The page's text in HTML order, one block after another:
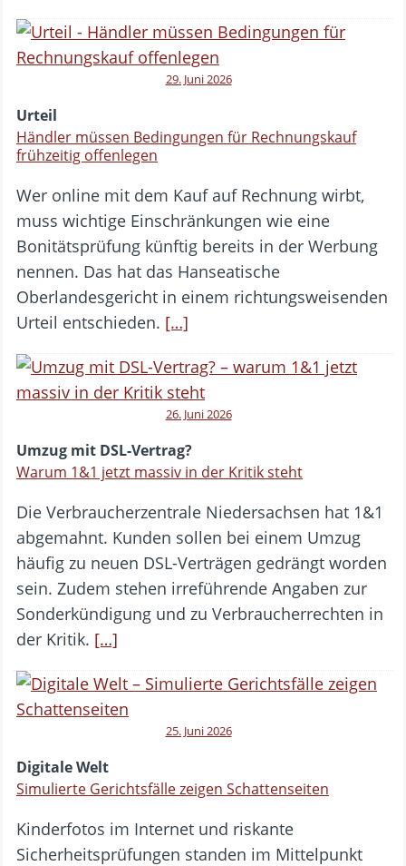
29. Juni 2026
Urteil
Händler müssen Bedingungen für Rechnungskauf
frühzeitig offenlegen
Wer online mit dem Kauf auf Rechnung wirbt,
muss wichtige Einschränkungen wie eine
Bonitätsprüfung künftig bereits in der Werbung
nennen. Das hat das Hanseatische
Oberlandesgericht in einem richtungsweisenden
Urteil entschieden. […]
26. Juni 2026
Umzug mit DSL-Vertrag?
Warum 1&1 jetzt massiv in der Kritik steht
Die Verbraucherzentrale Niedersachsen hat 1&1
abgemahnt. Kunden sollen bei einem Umzug
häufig zu neuen DSL-Verträgen gedrängt worden
sein. Zudem stehen irreführende Angaben zur
Sonderkündigung und zu Verbraucherrechten in
der Kritik. […]
25. Juni 2026
Digitale Welt
Simulierte Gerichtsfälle zeigen Schattenseiten
Kinderfotos im Internet und riskante
Sicherheitsprüfungen standen im Mittelpunkt